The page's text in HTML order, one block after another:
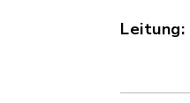
Leitung: